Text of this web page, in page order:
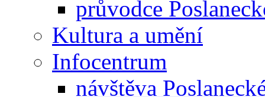
průvodce
Kultura a umění
Infocentrum
návštěva